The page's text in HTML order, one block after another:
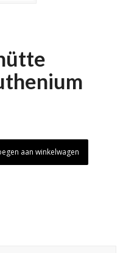
aan winkelwagen